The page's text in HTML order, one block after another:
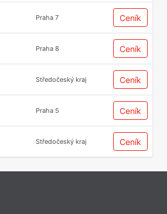
Praha 7 Ceník
Praha 8 Ceník
Středočeský kraj Ceník
Praha 5 Ceník
Středočeský kraj Ceník